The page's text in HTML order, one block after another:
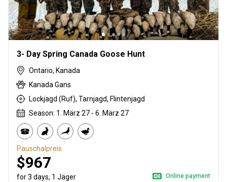
3- Day Spring Canada Goose Hunt
Ontario, Kanada
Kanada Gans
Lockjagd (Ruf), Tarnjagd, Flintenjagd
Season: 1. März 27 - 6. März 27
Pauschalpreis
$967
for 3 days, 1 Jäger Online payment